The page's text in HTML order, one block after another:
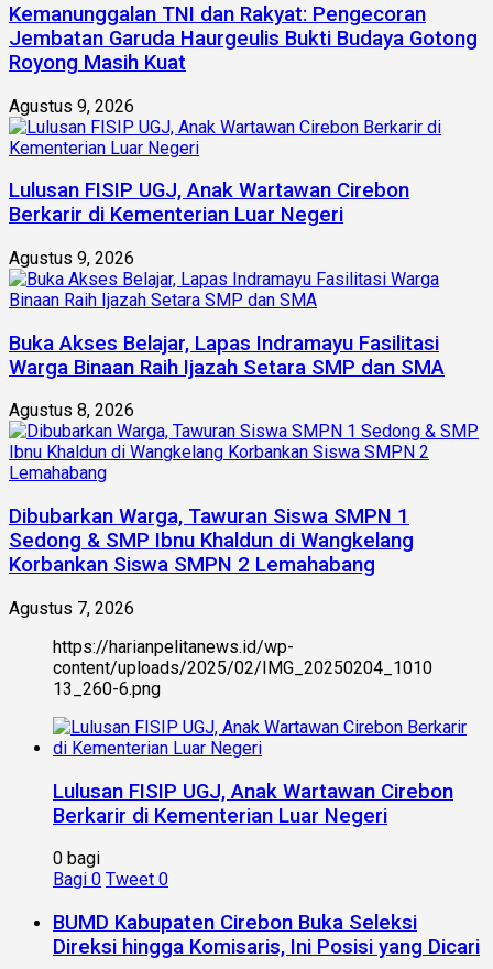
Kemanunggalan TNI dan Rakyat: Pengecoran
Jembatan Garuda Haurgeulis Bukti Budaya Gotong
Royong Masih Kuat
Agustus 9, 2026
Lulusan FISIP UGJ, Anak Wartawan Cirebon
Berkarir di Kementerian Luar Negeri
Agustus 9, 2026
Buka Akses Belajar, Lapas Indramayu Fasilitasi
Warga Binaan Raih Ijazah Setara SMP dan SMA
Agustus 8, 2026
Dibubarkan Warga, Tawuran Siswa SMPN 1
Sedong & SMP Ibnu Khaldun di Wangkelang
Korbankan Siswa SMPN 2 Lemahabang
Agustus 7, 2026
https://harianpelitanews.id/wp-
content/uploads/2025/02/IMG_20250204_1010
13_260-6.png
Lulusan FISIP UGJ, Anak Wartawan Cirebon
Berkarir di Kementerian Luar Negeri
0 bagi
Bagi 0 Tweet 0
BUMD Kabupaten Cirebon Buka Seleksi
Direksi hingga Komisaris, Ini Posisi yang Dicari